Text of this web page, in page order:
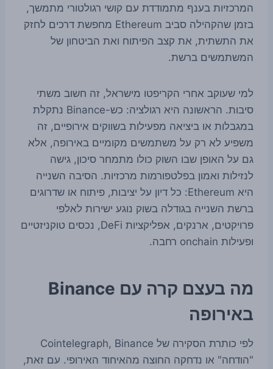
המרכזיות בענף מתמודדת עם קושי רגולטורי מתמשך,
בזמן שהקהילה סביב Ethereum מחפשת דרכים לחזק
את התשתית, את קצב הפיתוח ואת הביטחון של
המשתמשים ברשת.
למי שעוקב אחרי הקריפטו מישראל, זה חשוב משתי
סיבות. הראשונה היא רגולציה: כש-Binance נתקלת
במגבלות או ביציאה מפעילות בשווקים אירופיים, זה
משפיע לא רק על משתמשים מקומיים באירופה, אלא
גם על האופן שבו השוק כולו מתמחר סיכון, גישה
לנזילות ואמון בפלטפורמות מרכזיות. הסיבה השנייה
היא Ethereum: כל דיון על יציבות, פיתוח או שדרוגים
ברשת השנייה בגודלה בשוק נוגע ישירות לאלפי
פרויקטים, ארנקים, אפליקציות DeFi, נכסים טוקניזטיים
ופעילות onchain רחבה.
מה בעצם קרה עם Binance
באירופה
לפי כותרת הסקירה של Cointelegraph, Binance
"הודחה" או נדחקה החוצה מהאיחוד האירופי. עם זאת,